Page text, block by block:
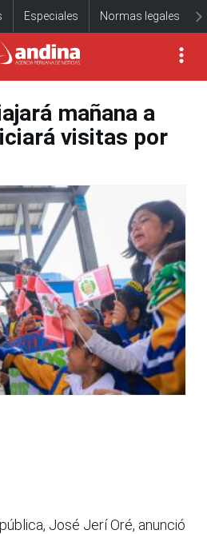
Especiales Normas legales
mañana a
visitas por
José Jerí Oré, anunció